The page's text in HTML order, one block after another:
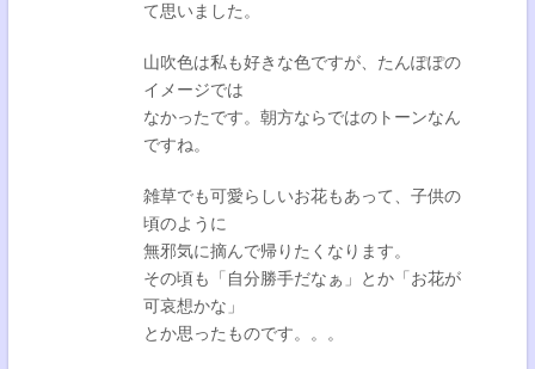
て思いました。
山吹色は私も好きな色ですが、たんぽぽの
イメージでは
なかったです。朝方ならではのトーンなん
ですね。
雑草でも可愛らしいお花もあって、子供の
頃のように
無邪気に摘んで帰りたくなります。
その頃も「自分勝手だなぁ」とか「お花が
可哀想かな」
とか思ったものです。。。